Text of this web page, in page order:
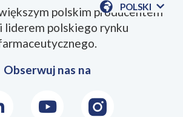
POLSKI
POKAŻ
polskim producentem
liderem polskiego rynku
Obserwuj nas na
LinkedInYoutubeInstagram